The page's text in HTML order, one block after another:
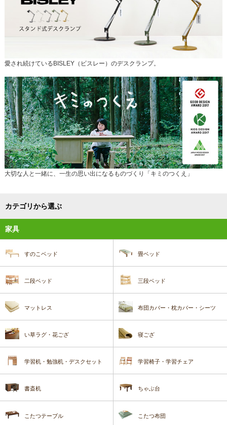
愛され続けているBISLEY（ビスレー）のデスクランプ。
大切な人と一緒に、一生の思い出になるものづくり「キミのつくえ」
カテゴリから選ぶ
家具
すのこベッド 畳ベッド
二段ベッド 三段ベッド
マットレス 布団カバー・枕カバー・シーツ
い草ラグ・花ござ 寝ござ
学習机・勉強机・デスクセット 学習椅子・学習チェア
書斎机 ちゃぶ台
こたつテーブル こたつ布団